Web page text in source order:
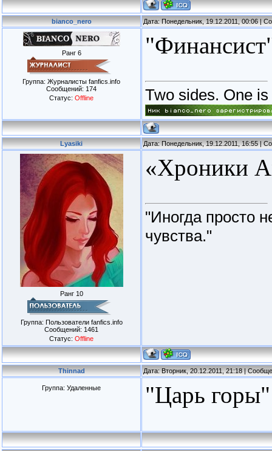
bianco_nero Дата: Понедельник, 19.12.2011, 00:06 |
Ранг 6
Группа: Журналисты fanfics.info
Сообщений: 174
Статус: Offline Two sides. One
Lyasiki Дата: Понедельник, 19.12.2011, 16:55 |
Ранг 10
Группа: Пользователи fanfics.info
Сообщений: 1461
Статус: Offline
«Хроники
"Иногда просто
чувства."
Thinnad Дата: Вторник, 20.12.2011, 21:18 |
Группа: Удаленные "Царь